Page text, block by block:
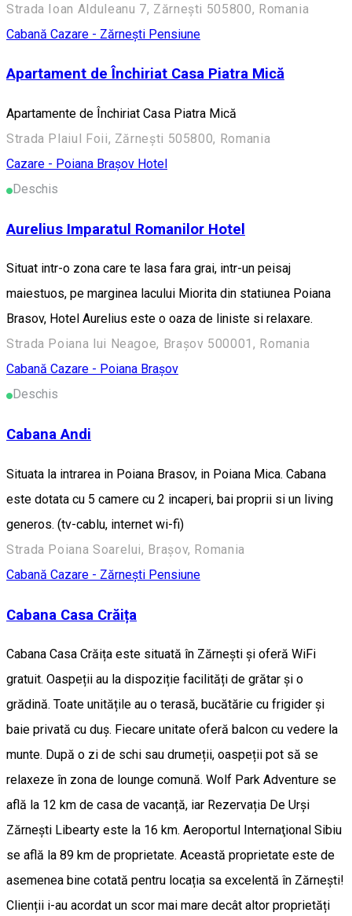
Strada Ioan Alduleanu 7, Zărnești 505800, Romania
Cabană Cazare - Zărnești Pensiune
Apartament de Închiriat Casa Piatra Mică
Apartamente de Închiriat Casa Piatra Mică
Strada Plaiul Foii, Zărnești 505800, Romania
Cazare - Poiana Brașov Hotel
Deschis
Aurelius Imparatul Romanilor Hotel
Situat intr-o zona care te lasa fara grai, intr-un peisaj
maiestuos, pe marginea lacului Miorita din statiunea Poiana
Brasov, Hotel Aurelius este o oaza de liniste si relaxare.
Strada Poiana lui Neagoe, Brașov 500001, Romania
Cabană Cazare - Poiana Brașov
Deschis
Cabana Andi
Situata la intrarea in Poiana Brasov, in Poiana Mica. Cabana
este dotata cu 5 camere cu 2 incaperi, bai proprii si un living
generos. (tv-cablu, internet wi-fi)
Strada Poiana Soarelui, Brașov, Romania
Cabană Cazare - Zărnești Pensiune
Cabana Casa Crăița
Cabana Casa Crăița este situată în Zărnești și oferă WiFi
gratuit. Oaspeții au la dispoziție facilități de grătar și o
grădină. Toate unitățile au o terasă, bucătărie cu frigider și
baie privată cu duș. Fiecare unitate oferă balcon cu vedere la
munte. După o zi de schi sau drumeții, oaspeții pot să se
relaxeze în zona de lounge comună. Wolf Park Adventure se
află la 12 km de casa de vacanță, iar Rezervația De Urși
Zărnești Libearty este la 16 km. Aeroportul Internaţional Sibiu
se află la 89 km de proprietate. Această proprietate este de
asemenea bine cotată pentru locația sa excelentă în Zărneşti!
Clienții i-au acordat un scor mai mare decât altor proprietăți